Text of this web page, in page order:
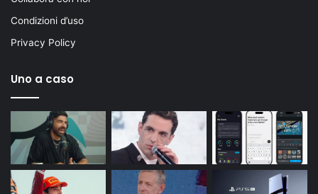
Condizioni d’uso
Privacy Policy
Uno a caso